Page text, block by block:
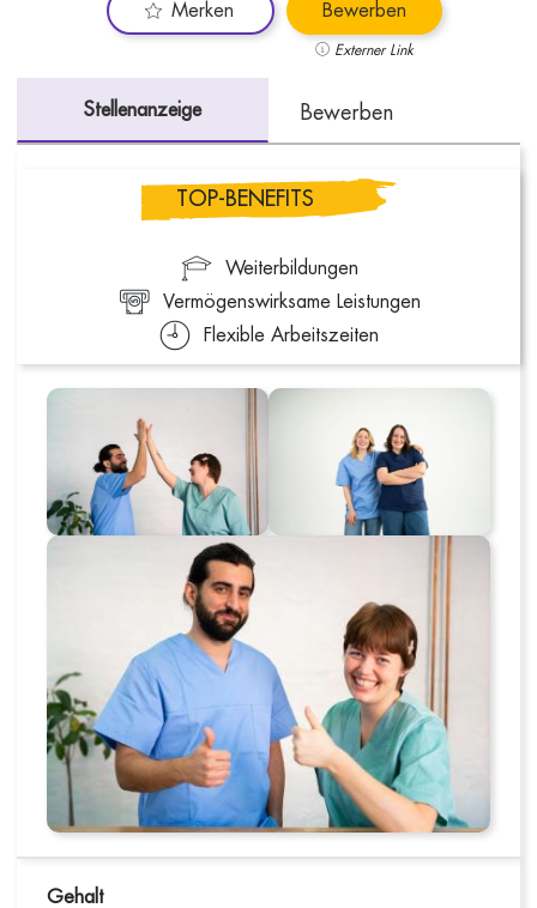
Merken Bewerben
Externer Link
Stellenanzeige Bewerben
TOP-BENEFITS
Weiterbildungen
Vermögenswirksame Leistungen
Flexible Arbeitszeiten
Gehalt